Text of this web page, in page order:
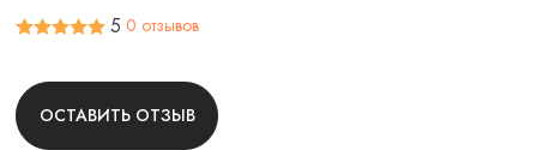
5 0 отзывов
ОСТАВИТЬ ОТЗЫВ